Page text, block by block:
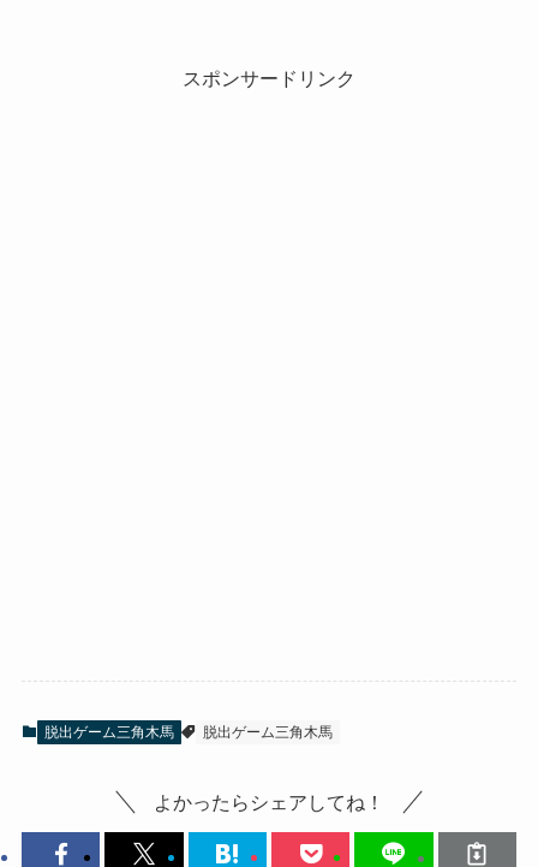
スポンサードリンク
脱出ゲーム三角木馬 脱出ゲーム三角木馬
よかったらシェアしてね！